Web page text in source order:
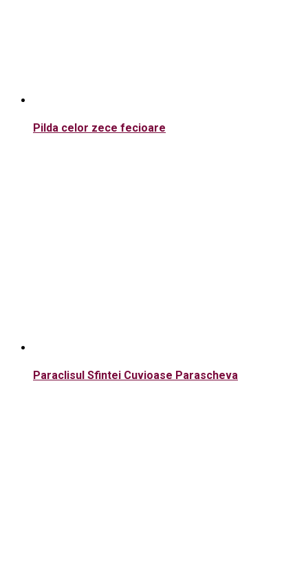
Pilda celor zece fecioare
Paraclisul Sfintei Cuvioase Parascheva